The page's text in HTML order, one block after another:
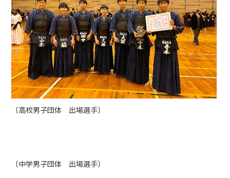
〔高校男子団体 出場選手〕
〔中学男子団体 出場選手〕